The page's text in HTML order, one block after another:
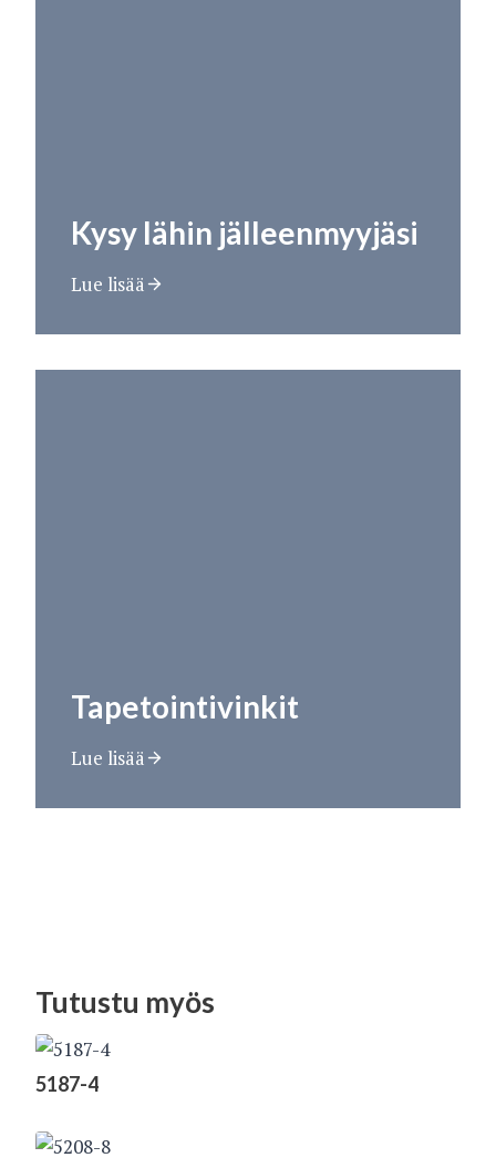
Kysy lähin jälleenmyyjäsi
Lue lisää
Tapetointivinkit
Lue lisää
Tutustu myös
5187-4